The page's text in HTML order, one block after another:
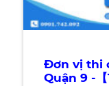
Đơn vị thi
Quận 9 -